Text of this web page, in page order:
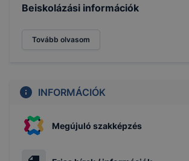
Beiskolázási információk
Tovább olvasom
INFORMÁCIÓK
Megújuló szakképzés